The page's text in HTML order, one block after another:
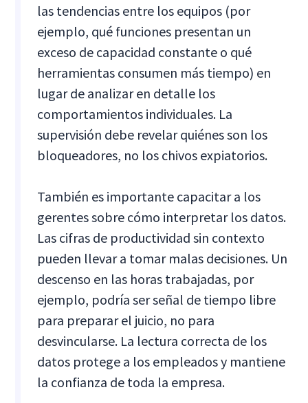
las tendencias entre los equipos (por
ejemplo, qué funciones presentan un
exceso de capacidad constante o qué
herramientas consumen más tiempo) en
lugar de analizar en detalle los
comportamientos individuales. La
supervisión debe revelar quiénes son los
bloqueadores, no los chivos expiatorios.
También es importante capacitar a los
gerentes sobre cómo interpretar los datos.
Las cifras de productividad sin contexto
pueden llevar a tomar malas decisiones. Un
descenso en las horas trabajadas, por
ejemplo, podría ser señal de tiempo libre
para preparar el juicio, no para
desvincularse. La lectura correcta de los
datos protege a los empleados y mantiene
la confianza de toda la empresa.